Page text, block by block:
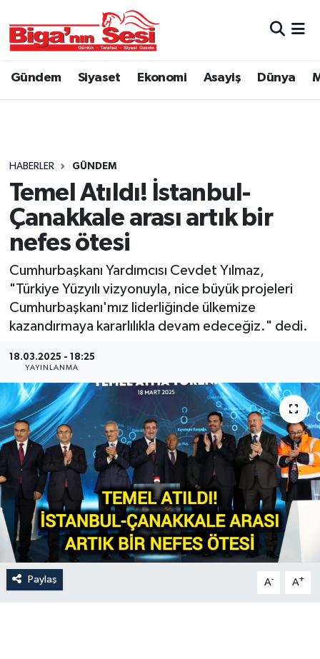
Gündem Siyaset Ekonomi Asayiş Dünya
HABERLER GÜNDEM
Temel Atıldı! İstanbul-
Çanakkale arası artık bir
nefes ötesi
Cumhurbaşkanı Yardımcısı Cevdet Yılmaz,
"Türkiye Yüzyılı vizyonuyla, nice büyük projeleri
Cumhurbaşkanı'mız liderliğinde ülkemize
kazandırmaya kararlılıkla devam edeceğiz." dedi.
18.03.2025 - 18:25
YAYINLANMA
Paylaş A- A+
Asayiş
Belediye
Dünya
Eğitim
Ekonomi
Genel
Hava Durumu
İlan
Kültür Sanat
Magazin
Otomobil
Politika
Çanakkale Hava Durumu
Tüm Manşetler
Son Dakika Haberleri
Haber Arşivi